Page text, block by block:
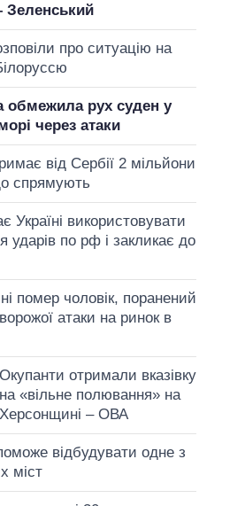
Зеленський
про ситуацію на
обмежила рух суден у
через атаки
від Сербії 2 мільйони
спрямують
Україні використовувати
ударів по рф і закликає до
помер чоловік, поранений
атаки на ринок в
Окупанти отримали вказівку
на «вільне полювання» на
Херсонщині – ОВА
відбудувати одне з
міст